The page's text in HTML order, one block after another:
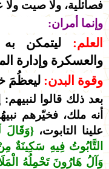
فصائلية، ولا صيت ولا
وإنما أمران:
العلم:
ليتمكن
والعسكرة وإدارة
وقوة البدن: ليعظُمَ
بعد ذلك قالوا
أنه ملك، فخيّرهم
علينا التابوت، {وَقَالَ
التَّابُوتُ فِيهِ
وَآلُ هَارُونَ تَحْمِلُهُ